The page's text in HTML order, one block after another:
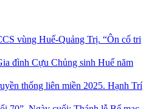
vùng Huế-Quảng Trị. “Ôn cố tri
đình Cựu Chủng sinh Huế năm
thống liên miền 2025. Hạnh Trí